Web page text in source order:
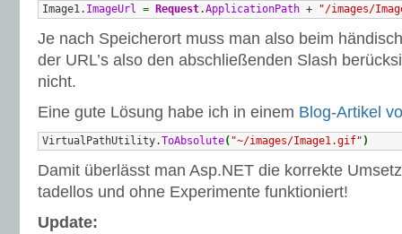
Image1. ImageUrl = Request.ApplicationPath + "/images/
Je nach Speicherort muss man also beim
der URL’s also den abschließenden Slash
nicht.
Eine gute Lösung habe ich in einem Blog-Artikel
VirtualPathUtility.ToAbsolute( "~/images/Image1.gif" )
Damit überlässt man Asp.NET die korrekte
tadellos und ohne Experimente funktioniert!
Update: